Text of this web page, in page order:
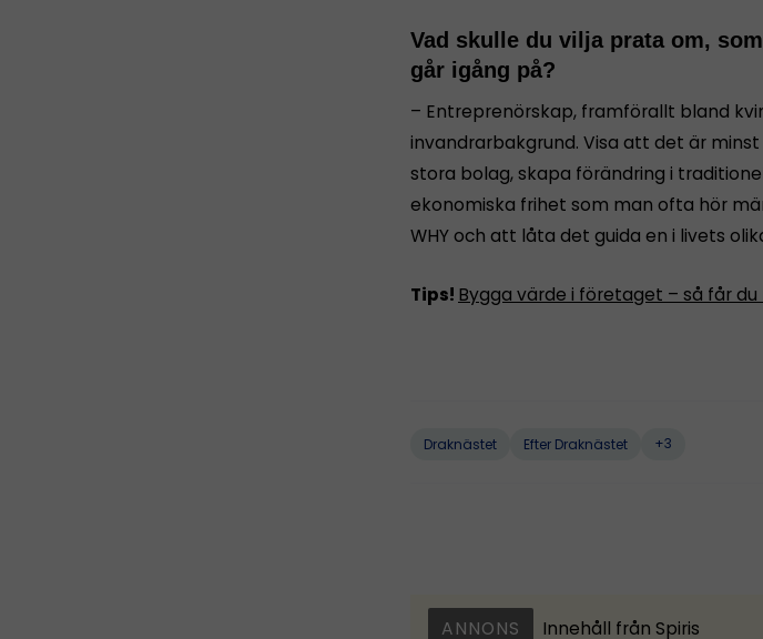
Vad skulle du vilja prata om,
går igång på?
– Entreprenörskap, framförallt bland
invandrarbakgrund. Visa att det är
stora bolag, skapa förändring i
ekonomiska frihet som man ofta hör
WHY och att låta det guida en i livets
Tips! Bygga värde i företaget – så får du
Draknästet Efter Draknästet +3
ANNONS Innehåll från Spiris